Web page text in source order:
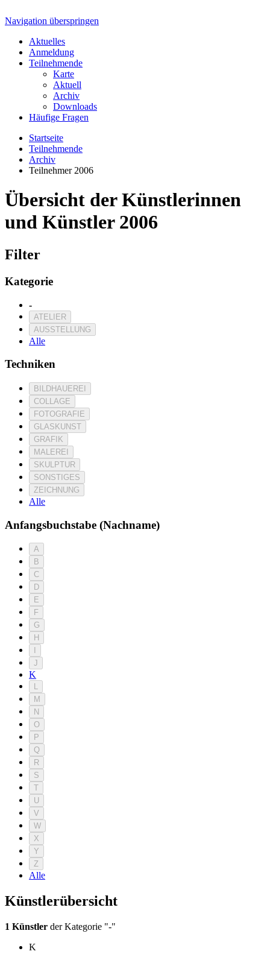
Navigation überspringen
Aktuelles
Anmeldung
Teilnehmende
Karte
Aktuell
Archiv
Downloads
Häufige Fragen
Startseite
Teilnehmende
Archiv
Teilnehmer 2006
Übersicht der Künstlerinnen
und Künstler 2006
Filter
Kategorie
-
ATELIER
AUSSTELLUNG
Alle
Techniken
BILDHAUEREI
COLLAGE
FOTOGRAFIE
GLASKUNST
GRAFIK
MALEREI
SKULPTUR
SONSTIGES
ZEICHNUNG
Alle
Anfangsbuchstabe (Nachname)
A
B
C
D
E
F
G
H
J
K
L
M
N
O
P
Q
R
S
T
U
V
W
X
Y
Z
Alle
Künstlerübersicht
1 Künstler der Kategorie "-"
K